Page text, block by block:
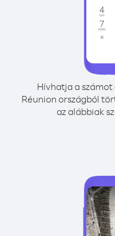
Hívhatja a
Réunion országból
az alábbiak